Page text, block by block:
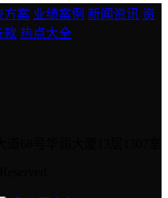
方案 业绩案例 新闻资讯 资
款 热点大全